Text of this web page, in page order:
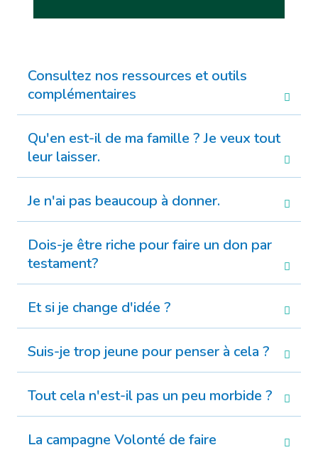
Consultez nos ressources et outils
complémentaires
Qu'en est-il de ma famille ? Je veux tout
leur laisser.
Je n'ai pas beaucoup à donner.
Dois-je être riche pour faire un don par
testament?
Et si je change d'idée ?
Suis-je trop jeune pour penser à cela ?
Tout cela n'est-il pas un peu morbide ?
La campagne Volonté de faire